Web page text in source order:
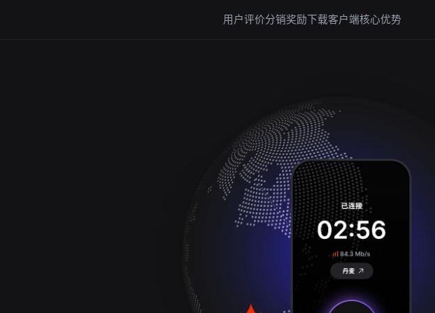
用户评价分销奖励下载客户端核心优势